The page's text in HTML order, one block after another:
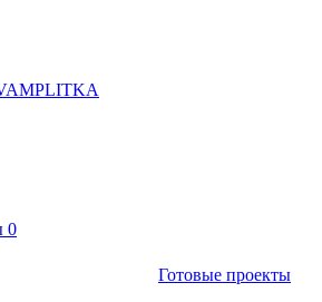
0
Готовые проекты